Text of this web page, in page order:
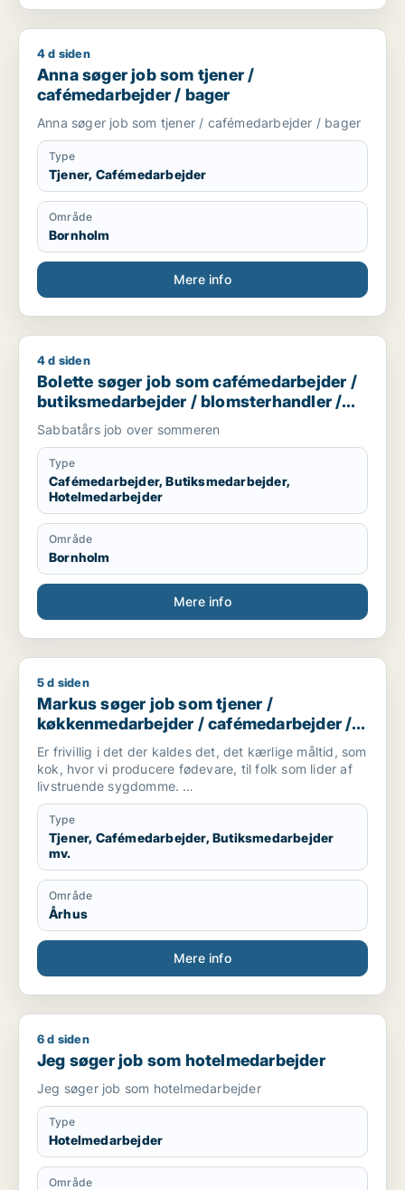
Anna søger job som tjener / cafémedarbejder / bager
4 d siden
Anna søger job som tjener /
cafémedarbejder / bager
Anna søger job som tjener / cafémedarbejder / bager
Type
Tjener, Cafémedarbejder
Område
Bornholm
Mere info
Bolette søger job som cafémedarbejder /
4 d siden
Bolette søger job som cafémedarbejder /
butiksmedarbejder / blomsterhandler /
hotelmedarbejder
Sabbatårs job over sommeren
Type
Cafémedarbejder, Butiksmedarbejder,
Hotelmedarbejder
Område
Bornholm
Mere info
Markus søger job som tjener / køkkenmedarbejder /
5 d siden
Markus søger job som tjener /
køkkenmedarbejder / cafémedarbejder /
butiksmedarbejder / blomsterhandler
Er frivillig i det der kaldes det, det kærlige måltid, som
kok, hvor vi producere fødevare, til folk som lider af
livstruende sygdomme.
Er studerende på FGU, som er en skole hvor man kan
få suppleret sine folkeskolefag, så man kan komme
videre ind på en
ungdomsuddannelse(gymnasial/erhvervsuddannelse).
Er mødestabil og holder hvad jeg lover.
Er villig til, at tage imod studiejobs, som opvasker,
køkkenmedarbejder mm.
Telefon: [xxxxx] E-mail: [xxxxx]
Type
Tjener, Cafémedarbejder, Butiksmedarbejder
mv.
Område
Århus
Mere info
Jeg søger job som hotelmedarbejder
6 d siden
Jeg søger job som hotelmedarbejder
Jeg søger job som hotelmedarbejder
Type
Hotelmedarbejder
Område